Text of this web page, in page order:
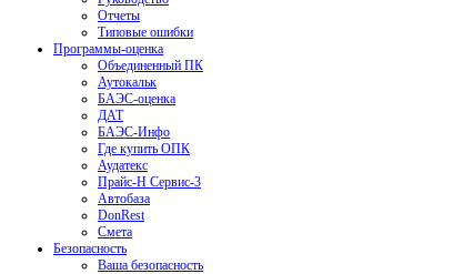
Отчеты
Типовые ошибки
Программы-оценка
Объединенный ПК
Аутокальк
БАЭС-оценка
ДАТ
БАЭС-Инфо
Где купить ОПК
Аудатекс
Прайс-Н Сервис-3
Автобаза
DonRest
Смета
Безопасность
Ваша безопасность